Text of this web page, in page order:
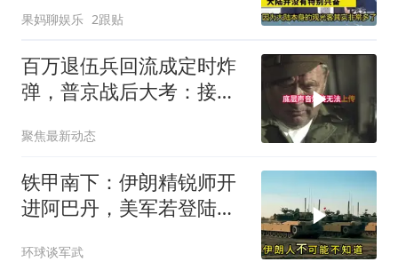
果妈聊娱乐 2跟贴
百万退伍兵回流成定时炸
弹，普京战后大考：接不
聚焦最新动态
铁甲南下：伊朗精锐师开
进阿巴丹，美军若登陆将
环球谈军武